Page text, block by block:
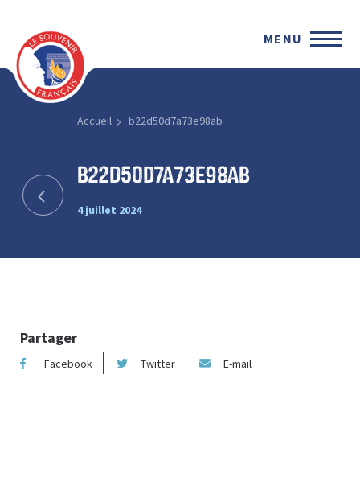
MENU
Accueil b22d50d7a73e98ab
b22d50d7a73e98ab
4 juillet 2024
Partager
Facebook Twitter E-mail